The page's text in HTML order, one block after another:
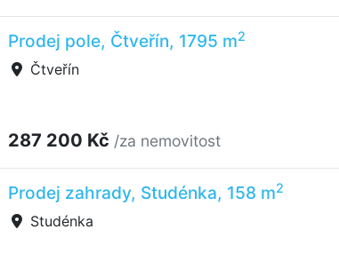
Prodej pole, Čtveřín, 1795 m2
Čtveřín
287 200 Kč /za nemovitost
Prodej zahrady, Studénka, 158 m2
Studénka